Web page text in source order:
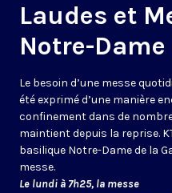
Laudes et
Notre-
Le besoin d’une messe
été exprimé d’une manière
confinement dans de
maintient depuis la reprise.
basilique Notre-Dame de la
messe.
Le lundi à 7h25, la messe